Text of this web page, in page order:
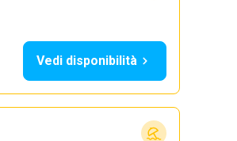
Vedi disponibilità